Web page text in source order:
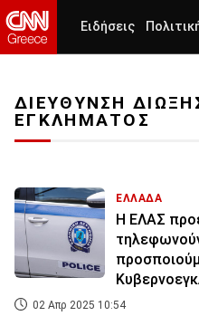
Ειδήσεις
ΔΙΕΥΘΥΝΣΗ
ΕΓΚΛΗΜΑΤΟΣ
ΕΛΛΑΔΑ
Η ΕΛΑΣ
02 Απρ 2025 10:54